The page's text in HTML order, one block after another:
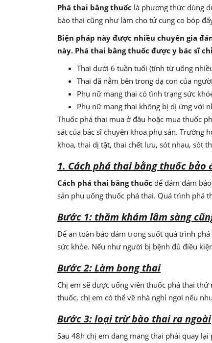
Phá thai bằng thuốc là phương thức dùng
bào thai cũng như làm cho tử cung co bóp
Biện pháp này được nhiều chuyên gia
này. Phá thai bằng thuốc được y bác sĩ
Thai dưới 6 tuần tuổi (tính từ uống
Thai đã nằm bên trong dạ con của
Phụ nữ mang thai có tình trạng sức
Phụ nữ mang thai không bị dị ứng với
Thuốc phá thai mua ở đâu hoặc mua thuốc
sát của bác sĩ chuyên khoa phụ sản.
khoa, thai dị tật, thai chết lưu, sót nhau, sót
1. Cách phá thai bằng thuốc bảo
Cách phá thai bằng thuốc để đảm đảm
sản phụ uống thuốc phá thai. Quá trình phá
Bước 1: thăm khám lâm sàng
Để an toàn bảo đảm trong suốt quá trình
sức khỏe. Nếu như người bị bệnh đủ điều
Bước 2: Làm bong thai
Chị em sẽ được uống viên thuốc phá thai
thuốc, chị em có thể về nhà nghỉ ngơi nếu
Bước 3: loại trừ bào thai ra ngoài
Sau 48h chị em đang mang thai phải quay